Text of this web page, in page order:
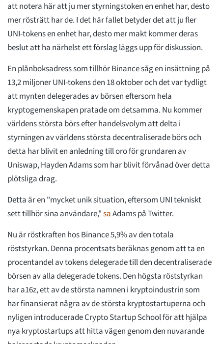
att notera här att ju mer styrningstoken en enhet har, desto
mer rösträtt har de. I det här fallet betyder det att ju fler
UNI-tokens en enhet har, desto mer makt kommer deras
beslut att ha närhelst ett förslag läggs upp för diskussion.
En plånboksadress som tillhör Binance såg en insättning på
13,2 miljoner UNI-tokens den 18 oktober och det var tydligt
att mynten delegerades av börsen eftersom hela
kryptogemenskapen pratade om detsamma. Nu kommer
världens största börs efter handelsvolym att delta i
styrningen av världens största decentraliserade börs och
detta har blivit en anledning till oro för grundaren av
Uniswap, Hayden Adams som har blivit förvånad över detta
plötsliga drag.
Detta är en "mycket unik situation, eftersom UNI tekniskt
sett tillhör sina användare,"saAdams på Twitter.
Nu är röstkraften hos Binance 5,9% av den totala
röststyrkan. Denna procentsats beräknas genom att ta en
procentandel av tokens delegerade till den decentraliserade
börsen av alla delegerade tokens. Den högsta röststyrkan
har a16z, ett av de största namnen i kryptoindustrin som
har finansierat några av de största kryptostartuperna och
nyligen introducerade Crypto Startup School för att hjälpa
nya kryptostartups att hitta vägen genom den nuvarande